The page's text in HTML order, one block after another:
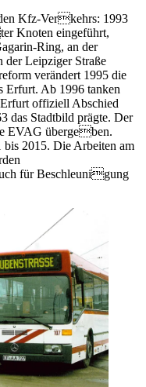
Kfz-Verkehrs: 1993
Knoten eingeführt,
Ring, an der
Leipziger Straße
verändert 1995 die
Erfurt. Ab 1996 tanken
offiziell Abschied
das Stadtbild prägte. Der
EVAG übergeben.
2015. Die Arbeiten am
für Beschleunigung